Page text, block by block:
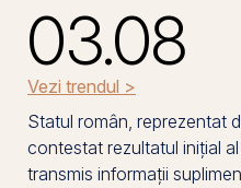
03.08
Vezi trendul >
Statul român, reprezentat
contestat rezultatul inițial
transmis informații